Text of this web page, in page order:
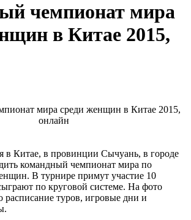
чемпионат мира
в Китае 2015,
в Китае, в провинции Сычуань, в городе
командный чемпионат мира по
В турнире примут участие 10
по круговой системе. На фото
расписание туров, игровые дни и